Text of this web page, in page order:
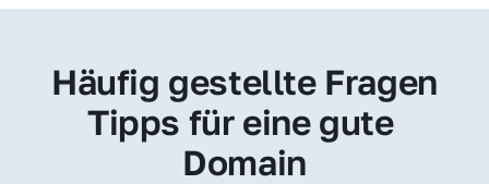
Häufig gestellte Fragen
Tipps für eine gute
Domain